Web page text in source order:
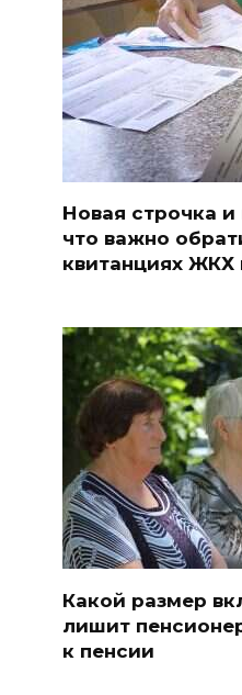
Новая строчка и
что важно
квитанциях ЖКХ
Какой размер
лишит
к пенсии